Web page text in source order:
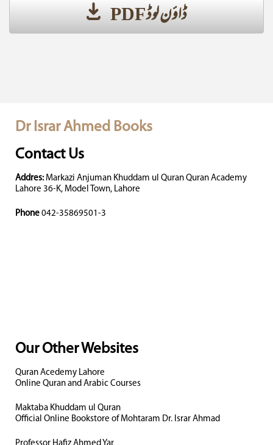
ڈاؤن لوڈ PDF
Dr Israr Ahmed Books
Contact Us
Addres: Markazi Anjuman Khuddam ul Quran Quran Academy
Lahore 36-K, Model Town, Lahore
Phone 042-35869501-3
Our Other Websites
Quran Acedemy Lahore
Online Quran and Arabic Courses
Maktaba Khuddam ul Quran
Official Online Bookstore of Mohtaram Dr. Israr Ahmad